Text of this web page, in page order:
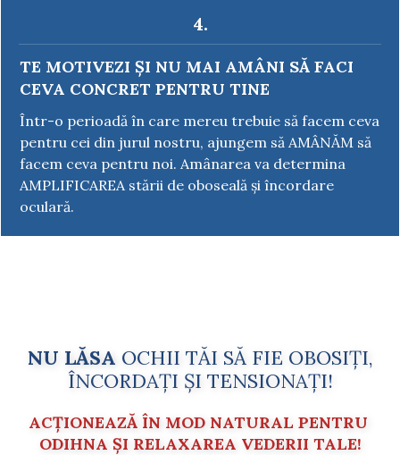
4.
TE MOTIVEZI ȘI NU MAI AMÂNI SĂ FACI
CEVA CONCRET PENTRU TINE
Într-o perioadă în care mereu trebuie să facem ceva
pentru cei din jurul nostru, ajungem să AMÂNĂM să
facem ceva pentru noi. Amânarea va determina
AMPLIFICAREA stării de oboseală și încordare
oculară.
NU LĂSA OCHII TĂI SĂ FIE OBOSIȚI,
ÎNCORDAȚI ȘI TENSIONAȚI!
ACȚIONEAZĂ ÎN MOD NATURAL PENTRU
ODIHNA ȘI RELAXAREA VEDERII TALE!